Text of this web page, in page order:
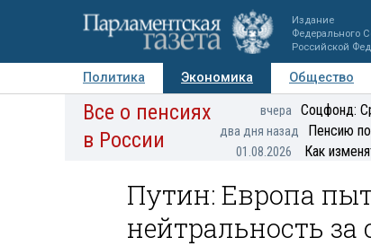
Издание
Федерального
Российской
Политика Экономика Общество
Авторы Персоны Мнения
Все о пенсиях
в России
вчера Соцфонд:
два дня назад Пенсию
01.08.2026 Как
Путин: Европа
нейтральность за